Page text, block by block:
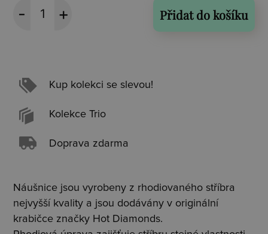
Přidat do košíku
Kup kolekci se slevou!
Kolekce Trio
Doprava zdarma
Náušnice jsou vyrobeny z rhodiovaného stříbra
nejvyšší kvality a jsou dodávány v originální
krabičce značky Hot Diamonds.